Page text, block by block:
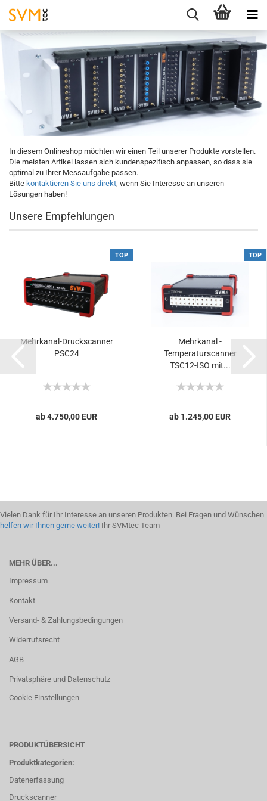
In diesem Onlineshop möchten wir einen Teil unserer Produkte vorstellen.
Die meisten Artikel lassen sich kundenspezifisch anpassen, so dass sie
optimal zu Ihrer Messaufgabe passen.
Bitte kontaktieren Sie uns direkt, wenn Sie Interesse an unseren
Lösungen haben!
Unsere Empfehlungen
TOP
Mehrkanal-Druckscanner
PSC24
ab 4.750,00 EUR
TOP
Mehrkanal -
Temperaturscanner
TSC12-ISO mit...
ab 1.245,00 EUR
Vielen Dank für Ihr Interesse an unseren Produkten. Bei Fragen und Wünschen
helfen wir Ihnen gerne weiter! Ihr SVMtec Team
MEHR ÜBER...
Impressum
Kontakt
Versand- & Zahlungsbedingungen
Widerrufsrecht
AGB
Privatsphäre und Datenschutz
Cookie Einstellungen
PRODUKTÜBERSICHT
Produktkategorien:
Datenerfassung
Druckscanner